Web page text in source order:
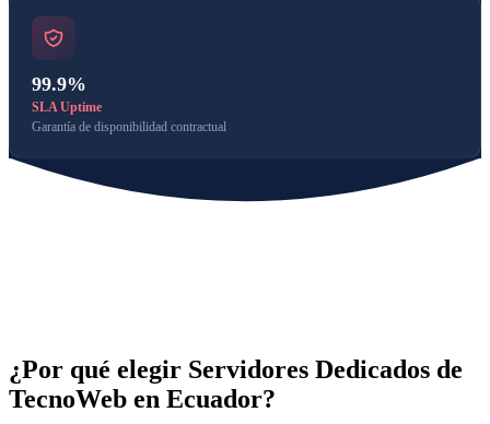
99.9%
SLA Uptime
Garantía de disponibilidad contractual
¿Por qué elegir Servidores Dedicados de
TecnoWeb en Ecuador?